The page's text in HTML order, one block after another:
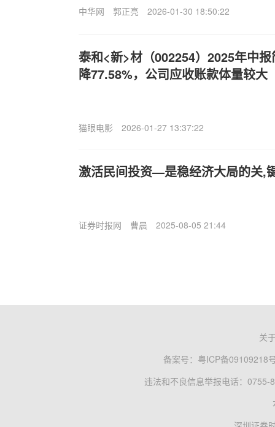
中华网 郭正亮 2026-01-30 18:50:22
泰和<新>材（002254）2025年中
降77.58%，公司应收账款体量较大
猫眼电影 2026-01-27 13:37:22
激活民间投资—是稳经济大局的关,
证券时报网 曹晨 2025-08-05 21:44
关
备案号： 粤ICP备09109218
违法和不良信息举报电话：0755-